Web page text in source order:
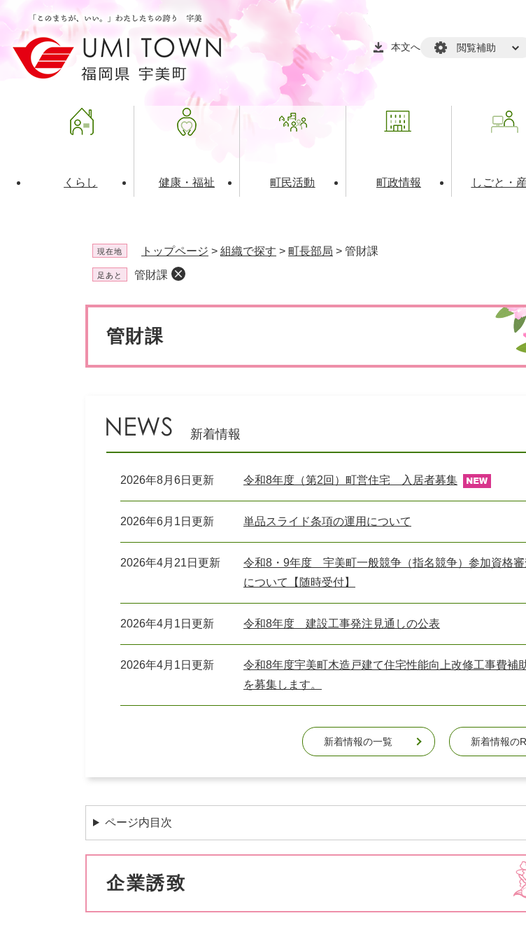
ーニ
本文へ 閲覧補助
くらし 健康・福祉 町民活動
共働・ボランティア
町政情報 しごと・
現在地 トップページ > 組織で探す > 町長部局 > 管財課
足あと 管財課
管財課
新着情報
2026年8月6日更新 令和8年度（第2回）町営住宅 入居者募集
2026年6月1日更新 単品スライド条項の運用について
2026年4月21日更新
令和8・9年度 宇美町一般競争（指名競争）参加資格
について【随時受付】
2026年4月1日更新 令和8年度 建設工事発注見通しの公表
2026年4月1日更新
令和8年度宇美町木造戸建て住宅性能向上改修工事費補
を募集します。
新着情報の一覧 新着情報の
ページ内目次
企業誘致